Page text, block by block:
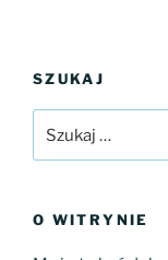
SZUKAJ
O WITRYNIE